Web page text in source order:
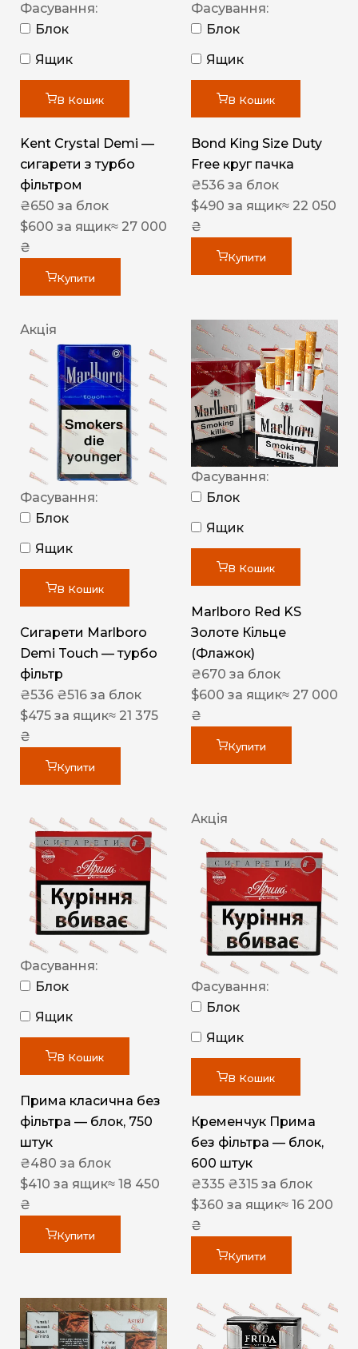
Фасування:
Блок
Ящик
В Кошик
Kent Crystal Demi —
сигарети з турбо
фільтром
₴650 за блок
$600 за ящик≈ 27 000
₴
Купити
Фасування:
Блок
Ящик
В Кошик
Bond King Size Duty
Free круг пачка
₴536 за блок
$490 за ящик≈ 22 050
₴
Купити
Акція
Фасування:
Блок
Ящик
В Кошик
Сигарети Marlboro
Demi Touch — турбо
фільтр
₴536 ₴516 за блок
$475 за ящик≈ 21 375
₴
Купити
Фасування:
Блок
Ящик
В Кошик
Marlboro Red KS
Золоте Кільце
(Флажок)
₴670 за блок
$600 за ящик≈ 27 000
₴
Купити
Фасування:
Блок
Ящик
В Кошик
Прима класична без
фільтра — блок, 750
штук
₴480 за блок
$410 за ящик≈ 18 450
₴
Купити
Акція
Фасування:
Блок
Ящик
В Кошик
Кременчук Прима
без фільтра — блок,
600 штук
₴335 ₴315 за блок
$360 за ящик≈ 16 200
₴
Купити